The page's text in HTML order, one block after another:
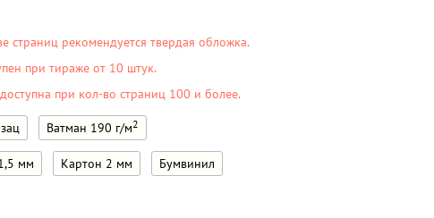
страниц рекомендуется твердая обложка.
при тираже от 10 штук.
при кол-во страниц 100 и более.
Ватман 190 г/м2
мм Картон 2 мм Бумвинил